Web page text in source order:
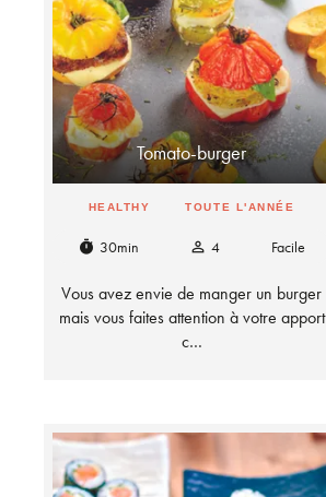
Tomato-burger
HEALTHY TOUTE L'ANNÉE
timer 30min person_outline 4 Facile
Vous avez envie de manger un burger
mais vous faites attention à votre apport
c…